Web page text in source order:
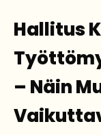
Hallitus
– Näin